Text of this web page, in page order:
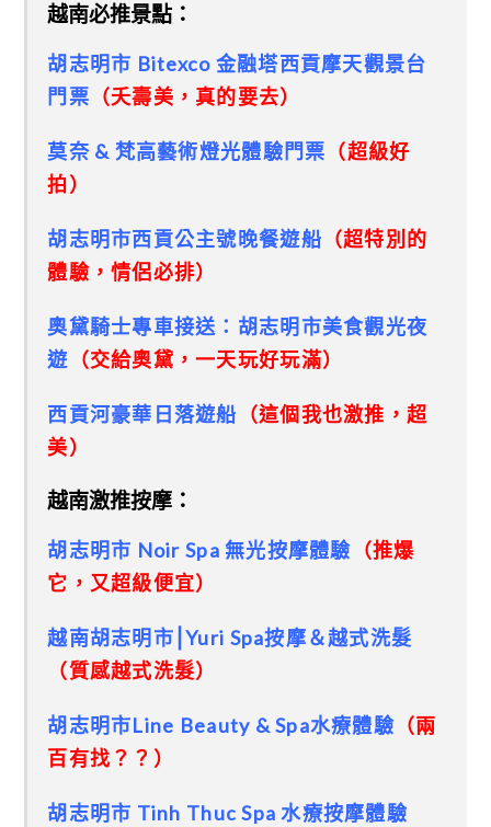
越南必推景點：
胡志明市 Bitexco 金融塔西貢摩天觀景台
門票 （夭壽美，真的要去）
莫奈 & 梵高藝術燈光體驗門票 （超級好
拍）
胡志明市西貢公主號晚餐遊船 （超特別的
體驗，情侶必排）
奧黛騎士專車接送：胡志明市美食觀光夜
遊 （交給奧黛，一天玩好玩滿）
西貢河豪華日落遊船 （這個我也激推，超
美）
越南激推按摩：
胡志明市 Noir Spa 無光按摩體驗 （推爆
它，又超級便宜）
越南胡志明市⎮Yuri Spa按摩＆越式洗髮
（質感越式洗髮）
胡志明市Line Beauty & Spa水療體驗 （兩
百有找？？）
胡志明市 Tinh Thuc Spa 水療按摩體驗